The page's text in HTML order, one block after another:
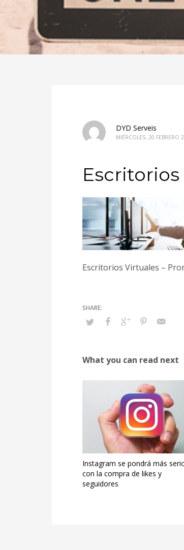
DYD Serveis
MIÉRCOLES, 20 FEBRERO
Escritorios Virtuales –
What you can read next
Instagram se pondrá más
con la compra de likes y
seguidores